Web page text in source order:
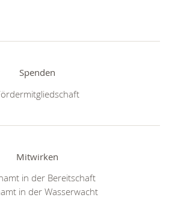
Spenden
Mitwirken
in der Bereitschaft
in der Wasserwacht